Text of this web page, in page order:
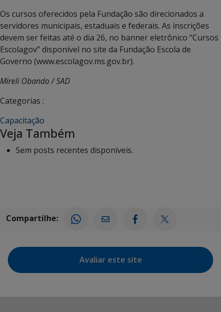
Os cursos oferecidos pela Fundação são direcionados a
servidores municipais, estaduais e federais. As inscrições
devem ser feitas até o dia 26, no banner eletrônico “Cursos
Escolagov” disponível no site da Fundação Escola de
Governo (www.escolagov.ms.gov.br).
Mireli Obando / SAD
Categorias :
Capacitação
Veja Também
Sem posts recentes disponíveis.
Compartilhe:
Avaliar este site